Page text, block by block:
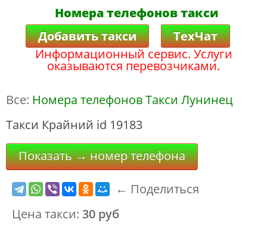
Номера телефонов такси
Добавить такси
ТехЧат
Информационный сервис. Услуги
оказываются перевозчиками.
Все: Номера телефонов Такси Лунинец
Такси Крайний id 19183
Показать → номер телефона
← Поделиться
Цена такси: 30 руб